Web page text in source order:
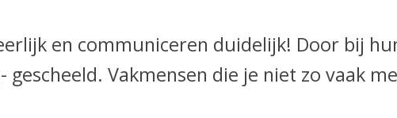
en communiceren duidelijk! Door bij
gescheeld. Vakmensen die je niet zo vaak